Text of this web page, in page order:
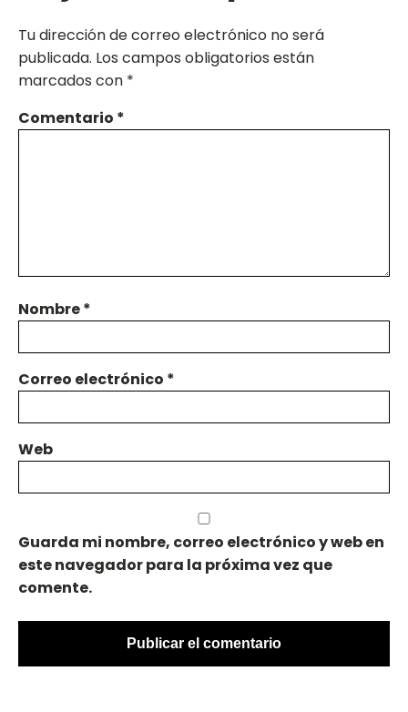
Tu dirección de correo electrónico no será
publicada. Los campos obligatorios están
marcados con *
Comentario *
Nombre*
Correo electrónico *
Web
Guarda mi nombre, correo electrónico y web en
este navegador para la próxima vez que
comente.